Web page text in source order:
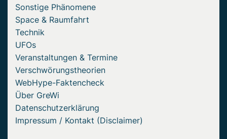
Sonstige Phänomene
Space & Raumfahrt
Technik
UFOs
Veranstaltungen & Termine
Verschwörungstheorien
WebHype-Faktencheck
Über GreWi
Datenschutzerklärung
Impressum / Kontakt (Disclaimer)